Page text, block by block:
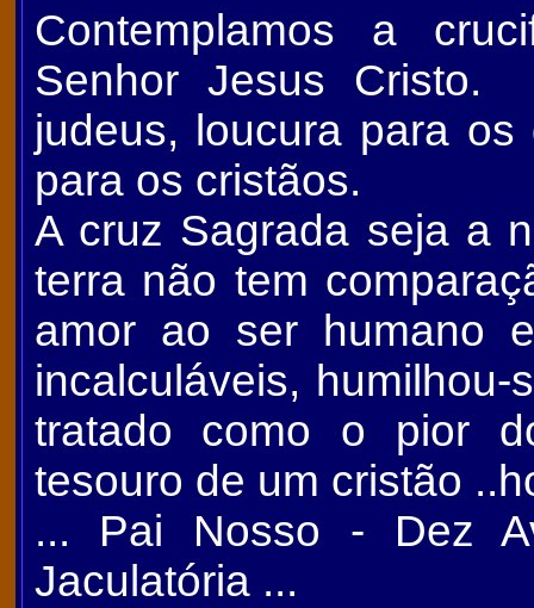
Contemplamos a
Senhor Jesus
judeus, loucura para
para os cristãos.
A cruz Sagrada seja a
terra não tem
amor ao ser humano
incalculáveis,
tratado como o pior
tesouro de um cristão
... Pai Nosso - Dez
Jaculatória ...